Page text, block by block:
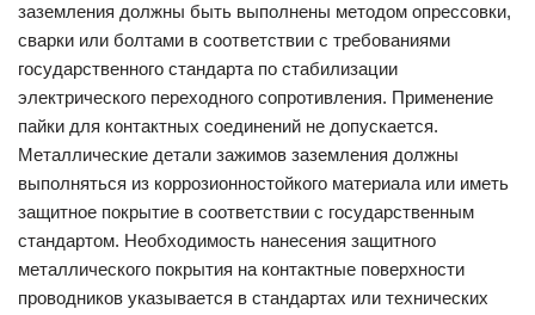
заземления должны быть выполнены методом опрессовки,
сварки или болтами в соответствии с требованиями
государственного стандарта по стабилизации
электрического переходного сопротивления. Применение
пайки для контактных соединений не допускается.
Металлические детали зажимов заземления должны
выполняться из коррозионностойкого материала или иметь
защитное покрытие в соответствии с государственным
стандартом. Необходимость нанесения защитного
металлического покрытия на контактные поверхности
проводников указывается в стандартах или технических